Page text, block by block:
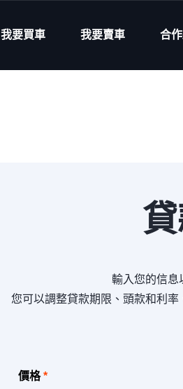
我要買車 我要賣車 合
輸入您的信息
您可以調整貸款期限、頭款和利
價格*